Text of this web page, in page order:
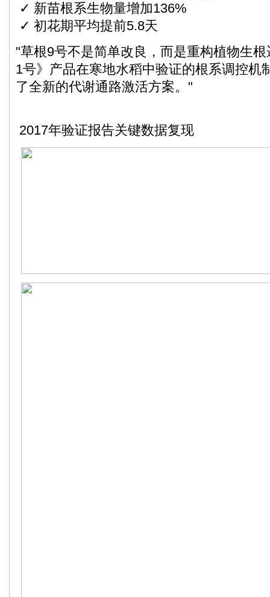
✓ 新苗根系生物量增加136%
✓ 初花期平均提前5.8天
"草根9号不是简单改良，而是重构植物生
1号》产品在寒地水稻中验证的根系调控机
了全新的代谢通路激活方案。"
2017年验证报告关键数据复现